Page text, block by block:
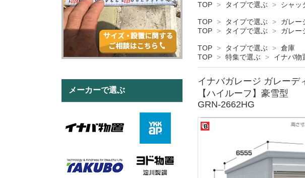
TOP > タイプで選ぶ > シャッ
TOP > タイプで選ぶ >
ガレー
TOP > タイプで選ぶ > ガレー
TOP > タイプで選ぶ > 倉庫
TOP > 特集で選ぶ > イナバ物
イナバガレージ ガレーデ
【ハイルーフ】豪雪型
GRN-2662HG
メーカーで選ぶ